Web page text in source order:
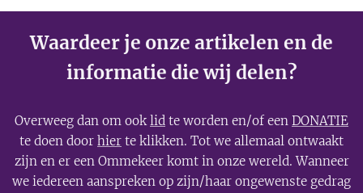
Waardeer je onze artikelen en de
informatie die wij delen?
Overweeg dan om ooklid te worden en/of een DONATIE
te doen door hier te klikken. Tot we allemaal ontwaakt
zijn en er een Ommekeer komt in onze wereld. Wanneer
we iedereen aanspreken op zijn/haar ongewenste gedrag